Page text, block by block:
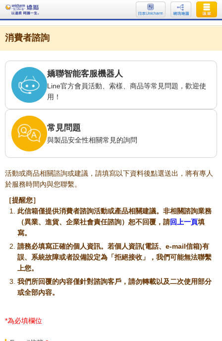
消費者諮詢
嬌聯智能客服機器人
Line官方會員活動、索樣、商品等常見問題，歡迎使
用！
常見問題
與製品安全性相關常見的詢問
活動或商品相關諮詢或建議，請填寫以下資料後點選送出，將有專人
於服務時間內與您聯繫。
［提醒您］
此信箱僅提供消費者諮詢活動或產品相關建議。非相關諮詢業務
（異業、進貨、企業社會責任諮詢）恕不回覆，請回上一頁填
寫。
請務必填寫正確的個人資訊。若個人資訊(電話、e-mail信箱)有
誤、系統故障或者設備設定為「拒絕接收」，我們可能無法聯繫
上您。
我們所回覆的內容僅針對諮詢客戶，請勿轉載以及二次使用部分
或全部內容。
*為必填欄位